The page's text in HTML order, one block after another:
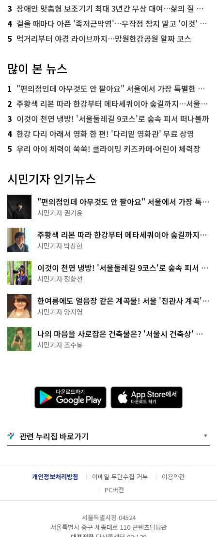
3 장애인 맞춤형 보조기기 최대 3년간 무상 대여…삶의 질 높인다
4 걸을 때마다 아픈 '족저근막염'…무작정 참지 말고 '이것' 해보세요!
5 먹거리부터 야경 라이브까지…망원한강공원 알짜 코스
많이 본 뉴스
1 "편의점인데 아무것도 안 팔아요" 서울에서 가장 특별한 편의점의 정체
2 주황색 리본 따라 한강부터 메타세쿼이아 숲길까지…서울둘레길 15코스
3 이것이 천연 냉방! '서울둘레길 9코스'로 숲속 피서 떠나볼까
4 한강 다리 아래서 영화 한 편! '다리밑 영화관' 무료 상영
5 우리 아이 체력이 쑥쑥! 클라이밍 키즈카페·어린이 체력장
시민기자 인기뉴스
"편의점인데 아무것도 안 팔아요" 서울에서 가장 특별
한 편의점의 정체
시민기자 권기윤
주황색 리본 따라 한강부터 메타세쿼이아 숲길까지…
서울둘레길 15코스
시민기자 박상현
이것이 천연 냉방! '서울둘레길 9코스'로 숲속 피서 떠
나볼까
시민기자 정향선
한여름에도 얼음장 같은 계곡물! 서울 '진관사 계곡'이
천국이네~
시민기자 양지영
나의 마음을 사로잡은 건축물은? '서울시 건축상' 수
상작 공개!
시민기자 조수봉
다
운
로
기
G
o
g
l
e
A
p
p
e
서
다
운
관련 누리집 바로가기
개인정보처리방침 이메일 무단수집 거부
이용약관
PC버전
서울특별시청 04524
서울특별시 중구 세종대로 110 콘텐츠담당관